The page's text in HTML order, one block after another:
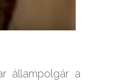
állampolgár a